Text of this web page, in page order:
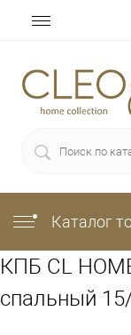
Каталог
КПБ CL
спальный